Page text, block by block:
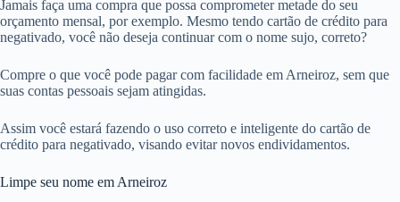
Jamais faça uma compra que possa comprometer metade do seu
orçamento mensal, por exemplo. Mesmo tendo cartão de crédito para
negativado, você não deseja continuar com o nome sujo, correto?
Compre o que você pode pagar com facilidade em Arneiroz, sem que
suas contas pessoais sejam atingidas.
Assim você estará fazendo o uso correto e inteligente do cartão de
crédito para negativado, visando evitar novos endividamentos.
Limpe seu nome em Arneiroz